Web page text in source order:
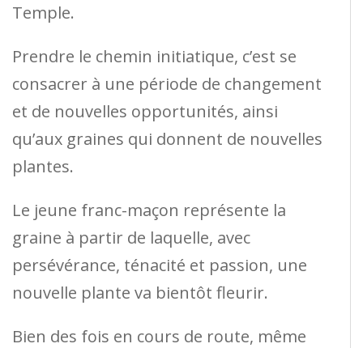
Temple.
Prendre le chemin initiatique, c’est se
consacrer à une période de changement
et de nouvelles opportunités, ainsi
qu’aux graines qui donnent de nouvelles
plantes.
Le jeune franc-maçon représente la
graine à partir de laquelle, avec
persévérance, ténacité et passion, une
nouvelle plante va bientôt fleurir.
Bien des fois en cours de route, même